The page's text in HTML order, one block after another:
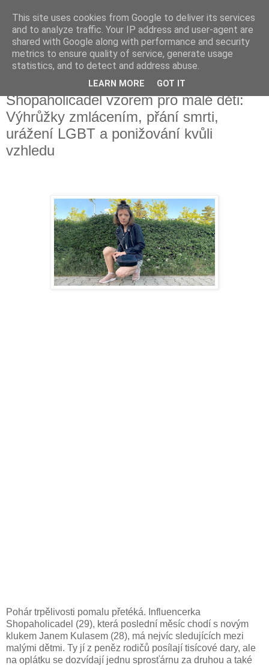
Fakečlánky
Věř všemu co tady vidíš.
neděle 16. dubna 2023
Shopaholicadel vzorem pro malé děti:
Výhrůžky zmlácením, přání smrti,
urážení LGBT a ponižování kvůli
vzhledu
Pohár trpělivosti pomalu přetéká. Influencerka
Shopaholicadel (29), která poslední měsíc chodí s novým
klukem Janem Kulasem (28), má nejvíc sledujících mezi
malými dětmi. Ty jí z peněz rodičů posílají tisícové dary, ale
na oplátku se dozvídají jednu sprosťárnu za druhou a také
This site uses cookies from Google to deliver its services
and to analyze traffic. Your IP address and user-agent are
shared with Google along with performance and security
metrics to ensure quality of service, generate usage
statistics, and to detect and address abuse.
LEARN MORE GOT IT